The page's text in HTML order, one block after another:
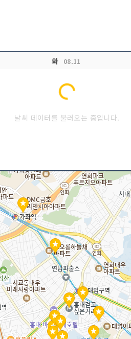
화 08.11
Loading...
날씨 데이터를 불러오는 중입니다.